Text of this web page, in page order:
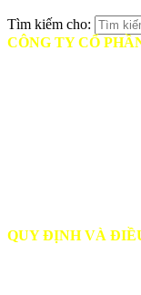
Tìm kiếm cho:
CÔNG TY CỔ
QUY ĐỊNH VÀ